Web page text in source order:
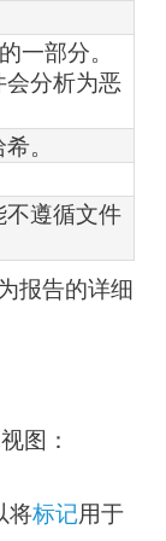
一部分。
分析为恶
。
遵循文件
报告的详细
图：
将标记用于